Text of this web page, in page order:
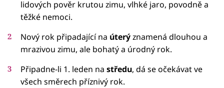
lidových pověr krutou zimu, vlhké jaro, povodně a
těžké nemoci.
Nový rok připadající na úterýznamená dlouhou a
mrazivou zimu, ale bohatý a úrodný rok.
Připadne-li 1. leden nastředu, dá se očekávat ve
všech směrech příznivý rok.